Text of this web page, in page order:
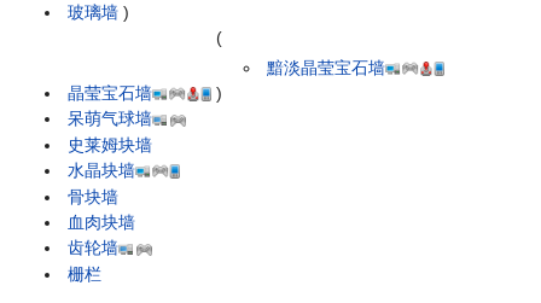
玻璃墙 )
晶莹宝石墙
(
黯淡晶莹宝石墙
)
呆萌气球墙
史莱姆块墙
水晶块墙
骨块墙
血肉块墙
齿轮墙
栅栏